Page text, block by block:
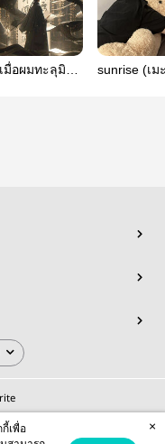
เมื่อผมทะลุมิติ
sunrise (เม
เพื่อ
×